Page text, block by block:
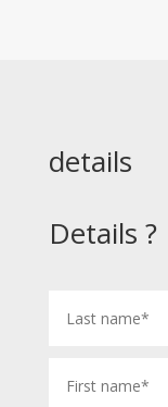
details
Details ?